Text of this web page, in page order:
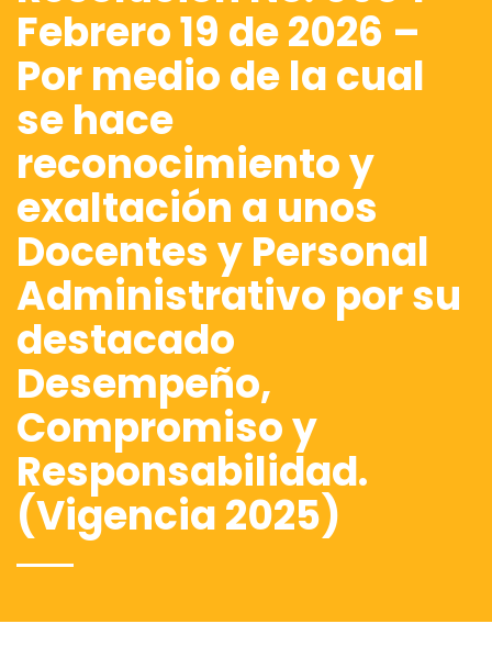
Febrero 19 de 2026 –
Por medio de la cual
se hace
reconocimiento y
exaltación a unos
Docentes y Personal
Administrativo por su
destacado
Desempeño,
Compromiso y
Responsabilidad.
(Vigencia 2025)